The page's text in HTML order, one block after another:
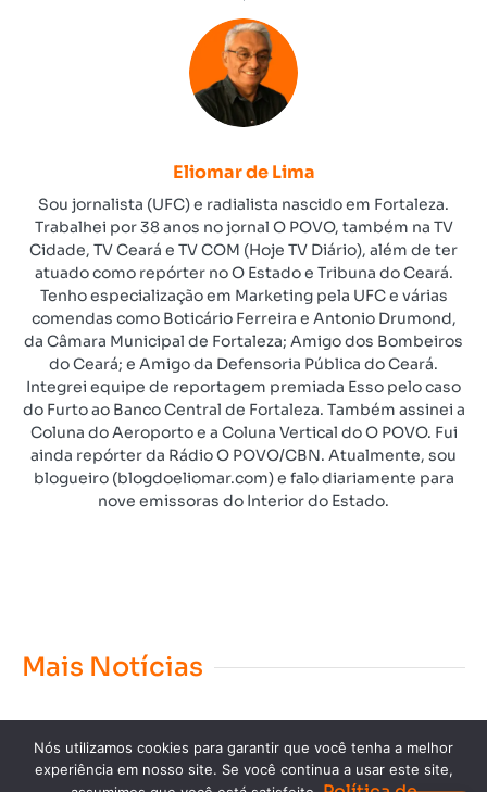
Eliomar de Lima
Sou jornalista (UFC) e radialista nascido em Fortaleza.
Trabalhei por 38 anos no jornal O POVO, também na TV
Cidade, TV Ceará e TV COM (Hoje TV Diário), além de ter
atuado como repórter no O Estado e Tribuna do Ceará.
Tenho especialização em Marketing pela UFC e várias
comendas como Boticário Ferreira e Antonio Drumond,
da Câmara Municipal de Fortaleza; Amigo dos Bombeiros
do Ceará; e Amigo da Defensoria Pública do Ceará.
Integrei equipe de reportagem premiada Esso pelo caso
do Furto ao Banco Central de Fortaleza. Também assinei a
Coluna do Aeroporto e a Coluna Vertical do O POVO. Fui
ainda repórter da Rádio O POVO/CBN. Atualmente, sou
blogueiro (blogdoeliomar.com) e falo diariamente para
nove emissoras do Interior do Estado.
Mais Notícias
Nós utilizamos cookies para garantir que você tenha a melhor
experiência em nosso site. Se você continua a usar este site,